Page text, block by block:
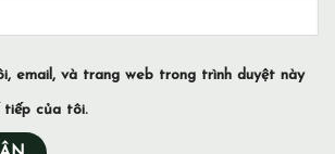
email, và trang web trong trình duyệt này
tiếp của tôi.